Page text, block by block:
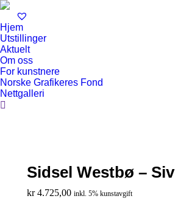
Hjem
Utstillinger
Aktuelt
Om oss
For kunstnere
Norske Grafikeres Fond
Nettgalleri
Search:
Sidsel Westbø – Siv
kr4.725,00 inkl. 5% kunstavgift